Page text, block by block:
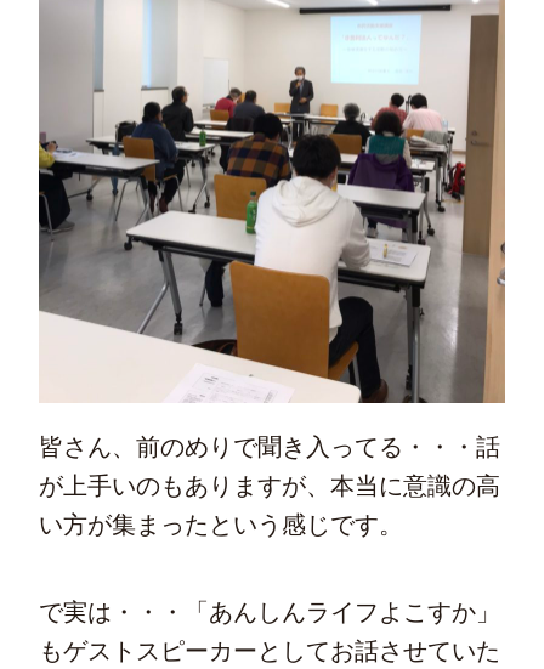
皆さん、前のめりで聞き入ってる・・・話
が上手いのもありますが、本当に意識の高
い方が集まったという感じです。
で実は・・・「あんしんライフよこすか」
もゲストスピーカーとしてお話させていた